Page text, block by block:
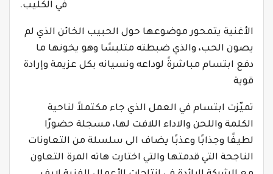
في الكليب.
الأغنية يتمحور موضوعها حول الحبيب الخائن الذي لم
يصون الحب، والذي ضبطته متلبسًا وهو يخونها ما
دفع ابتسام مباشرةً لوداعه ونسيانه بكل عزيمة وإرادة
قوية
تميّزت ابتسام في العمل الذي جاء مكتملاً لناحية
الكلمة واللحن والاداء اللافت لها، مسجلة حضورًا
لطيفًا وجذابًا وعذبًا يضاف الى سلسلة من التعاونات
الناجحة التي قدمتها والتي اختارت هاته المرة التعاون